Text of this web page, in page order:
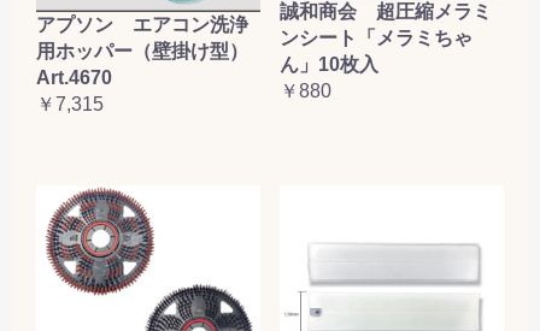
アプソン エアコン洗浄
用ホッパー（壁掛け型）
Art.4670
￥7,315
誠和商会 超圧縮メラミ
ンシート「メラミちゃ
ん」10枚入
￥880